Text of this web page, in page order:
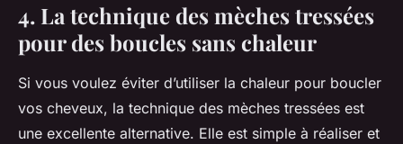
4. La technique des mèches tressées
pour des boucles sans chaleur
Si vous voulez éviter d’utiliser la chaleur pour boucler
vos cheveux, la technique des mèches tressées est
une excellente alternative. Elle est simple à réaliser et